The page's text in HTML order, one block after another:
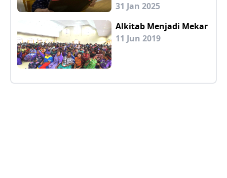
31 Jan 2025
Alkitab Menjadi Mekar
11 Jun 2019